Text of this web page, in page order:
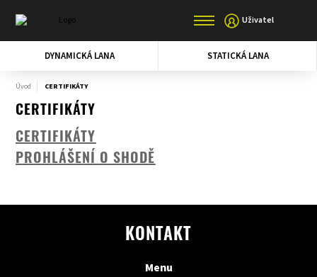
Uživatel
DYNAMICKÁ LANA STATICKÁ LANA
Úvod CERTIFIKÁTY
CERTIFIKÁTY
CERTIFIKÁTY
PROHLÁŠENÍ O SHODĚ
KONTAKT
Menu